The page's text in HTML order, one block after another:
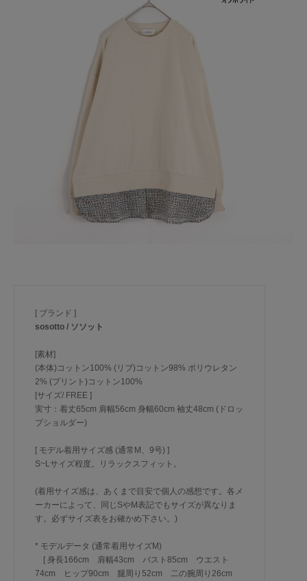
[ ブランド ]
sosotto / ソソット
[素材]
(本体)コットン100% (リブ)コットン98% ポリウレタン
2% (プリント)コットン100%
[サイズ/ FREE ]
実寸：着丈65cm 肩幅56cm 身幅60cm 袖丈48cm (ドロッ
プショルダー)
[ モデル着用サイズ感 (通常M、9号) ]
S~Lサイズ程度。リラックスフィット。
(着用サイズ感は、あくまで目安で個人の感想です。各メ
ーカーによって、同じSやM表記でもサイズが異なりま
す。必ずサイズ表をお確かめ下さい。)
* モデルデータ (通常着用サイズM)
[ 身長166cm 肩幅43cm バスト85cm ウエスト
74cm ヒップ90cm 腿周り52cm 二の腕周り26cm